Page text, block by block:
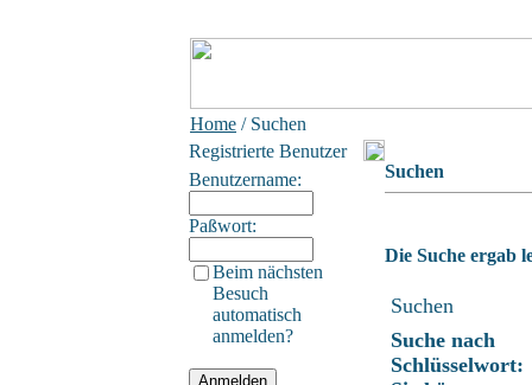
Home / Suchen
Registrierte Benutzer
Benutzername:
Paßwort:
Beim nächsten
Besuch
automatisch
anmelden?
Suchen
Die Suche ergab
Suchen
Suche nach
Schlüsselwort: